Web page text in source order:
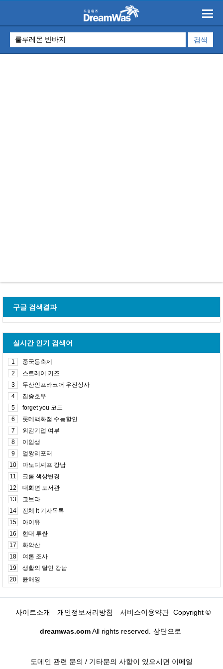
구글 검색결과
실시간 인기 검색어
1
중국등축제
2
스트레이 키즈
3
두산인프라코어 우진상사
4
집중호우
5
forget you 코드
6
롯데백화점 수능할인
7
외감기업 여부
8
이임생
9
얼짱리포터
10
마노디셰프 강남
11
크롬 색상변경
12
대화면 도서관
13
코브라
14
전체 lt 기사목록
15
아이유
16
현대 투싼
17
화악산
18
여론 조사
19
생활의 달인 강남
20
윤해영
사이트소개 개인정보처리방침 서비스이용약관 Copyright ©
dreamwas.comAll rights reserved. 상단으로
도메인 관련 문의 / 기타문의 사항이 있으시면 이메일